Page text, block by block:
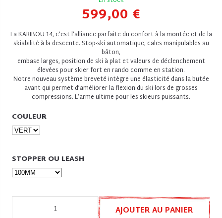
599,00 €
La KARIBOU 14, c’est l’alliance parfaite du confort à la montée et de la
skiabilité à la descente. Stop-ski automatique, cales manipulables au
bâton,
embase larges, position de ski à plat et valeurs de déclenchement
élevées pour skier fort en rando comme en station.
Notre nouveau système breveté intègre une élasticité dans la butée
avant qui permet d’améliorer la flexion du ski lors de grosses
compressions. L’arme ultime pour les skieurs puissants.
COULEUR
STOPPER OU LEASH
AJOUTER AU PANIER